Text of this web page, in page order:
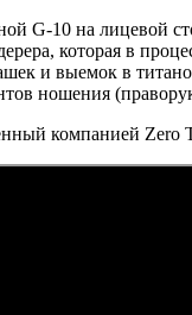
G-10 на
которая в
и выемок в
ношения
компанией Zero